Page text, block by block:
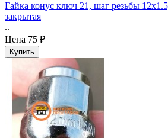
Гайка конус ключ 21, шаг резьбы
закрытая
..
Цена 75 ₽